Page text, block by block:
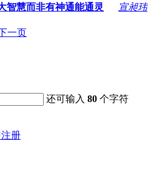
智慧而非有神通能通灵
宣昶玮
一页
还可输入80 个字符
册